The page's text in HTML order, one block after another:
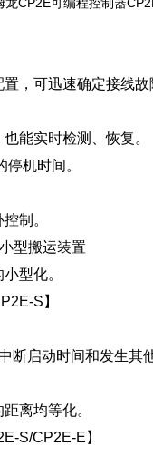
，可迅速确定接线故
能实时检测、恢复。
机时间。
制。
小型搬运装置
型化。
S】
断启动时间和发生其
离均等化。
S/CP2E-E】